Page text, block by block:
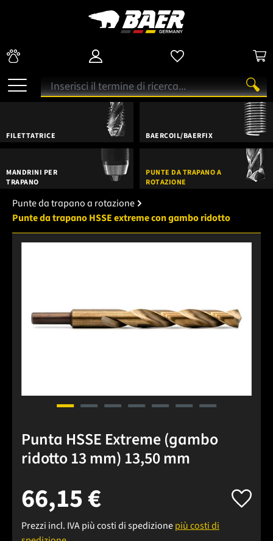
FILETTATRICE BAERCOIL/BAERFIX
MANDRINI PER
TRAPANO
PUNTE DA TRAPANO A
ROTAZIONE
Punte da trapano a rotazione
Punte da trapano HSSE extreme con gambo ridotto
Punta HSSE Extreme (gambo
ridotto 13 mm) 13,50 mm
66,15 €
Prezzi incl. IVA più costi di spedizionepiù costi di